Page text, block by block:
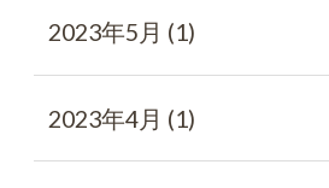
2023年5月 (1)
2023年4月 (1)